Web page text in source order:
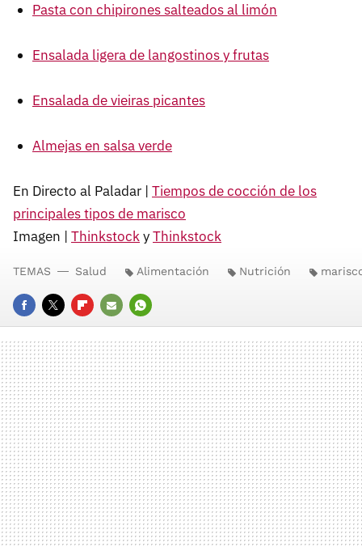
Pasta con chipirones salteados al limón
Ensalada ligera de langostinos y frutas
Ensalada de vieiras picantes
Almejas en salsa verde
En Directo al Paladar | Tiempos de cocción de los
principales tipos de marisco
Imagen | ThinkstockyThinkstock
FACEBOOK
TWITTERFLIPBOARD
E-
MAIL
WHATSAPP
TEMAS Salud Alimentación Nutrición